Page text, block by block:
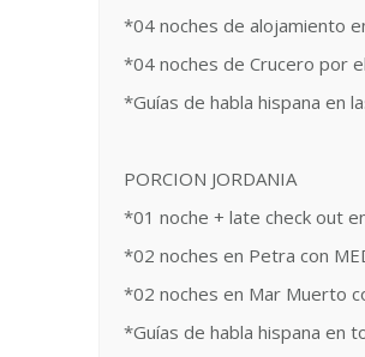
*04 noches de alojamiento
*04 noches de Crucero por
*Guías de habla hispana en
PORCION JORDANIA
*01 noche + late check out
*02 noches en Petra con
*02 noches en Mar Muerto
*Guías de habla hispana en